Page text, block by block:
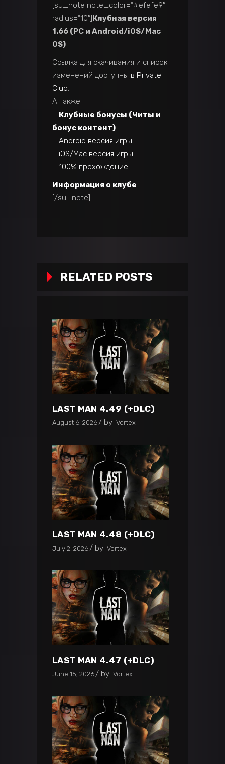
[su_note note_color=”#efefe9″
radius=”10″] Клубная версия
1.66 (PC и Android/iOS/Mac
OS)
Ссылка для скачивания и список
изменений доступны в Private
Club.
А также:
– Клубные бонусы (Читы и
бонус контент)
– Android версия игры
– iOS/Mac версия игры
– 100% прохождение
Информация о клубе
[/su_note]
RELATED POSTS
LAST MAN 4.49 (+DLC)
August 6, 2026 by Vortex
LAST MAN 4.48 (+DLC)
July 2, 2026 by Vortex
LAST MAN 4.47 (+DLC)
June 15, 2026 by Vortex